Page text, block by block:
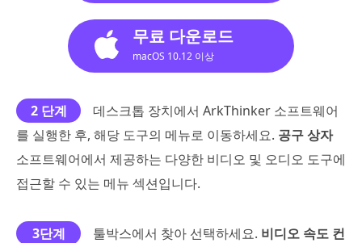
무료 다운로드
macOS 10.12 이상
2 단계
데스크톱 장치에서 ArkThinker 소프트웨어
를 실행한 후, 해당 도구의 메뉴로 이동하세요. 공구 상자
소프트웨어에서 제공하는 다양한 비디오 및 오디오 도구에
접근할 수 있는 메뉴 섹션입니다.
3단계 툴박스에서 찾아 선택하세요. 비디오 속도 컨